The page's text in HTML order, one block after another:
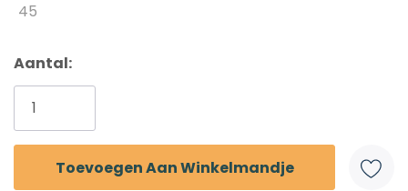
45
Aantal: